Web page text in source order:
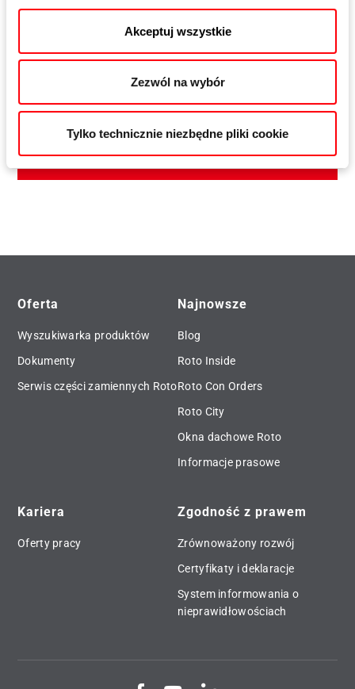
Akceptuj wszystkie
Zezwól na wybór
Tylko technicznie niezbędne pliki cookie
Roto Patio Inowa
Inteligentne okucie do systemów przesuwnych o dużej
szczelności
Dowiedz się więcej
Oferta
Wyszukiwarka produktów
Dokumenty
Serwis części zamiennych Roto
Najnowsze
Blog
Roto Inside
Roto Con Orders
Roto City
Okna dachowe Roto
Informacje prasowe
Kariera
Oferty pracy
Zgodność z prawem
Zrównoważony rozwój
Certyfikaty i deklaracje
System informowania o
nieprawidłowościach